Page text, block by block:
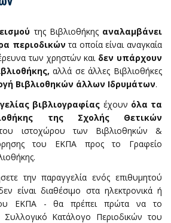
της Βιβλιοθήκης αναλαμβάνει
περιοδικών τα οποία είναι αναγκαία
των χρηστών και δεν υπάρχουν
αλλά σε άλλες Βιβλιοθήκες
Βιβλιοθηκών άλλων Ιδρυμάτων.
βιβλιογραφίας έχουν όλα τα
της Σχολής Θετικών
ιστοχώρου των Βιβλιοθηκών &
του ΕΚΠΑ προς το Γραφείο
την παραγγελία ενός επιθυμητού
είναι διαθέσιμο στα ηλεκτρονικά ή
ΕΚΠΑ - θα πρέπει πρώτα να το
Συλλογικό Κατάλογο Περιοδικών του